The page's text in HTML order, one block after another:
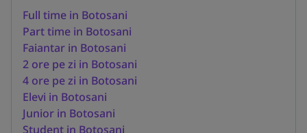
Full time in Botosani
Part time in Botosani
Faiantar in Botosani
2 ore pe zi in Botosani
4 ore pe zi in Botosani
Elevi in Botosani
Junior in Botosani
Student in Botosani